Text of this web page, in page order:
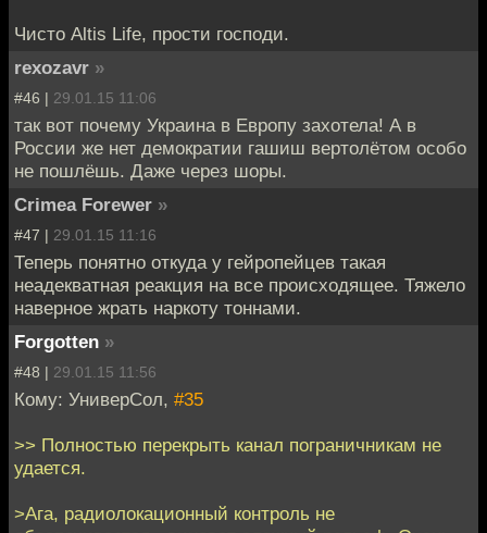
Чисто Altis Life, прости господи.
rexozavr »
#46 | 29.01.15 11:06
так вот почему Украина в Европу захотела! А в
России же нет демократии гашиш вертолётом особо
не пошлёшь. Даже через шоры.
Crimea Forewer »
#47 | 29.01.15 11:16
Теперь понятно откуда у гейропейцев такая
неадекватная реакция на все происходящее. Тяжело
наверное жрать наркоту тоннами.
Forgotten »
#48 | 29.01.15 11:56
Кому: УниверСол, #35
>> Полностью перекрыть канал пограничникам не
удается.
>Ага, радиолокационный контроль не